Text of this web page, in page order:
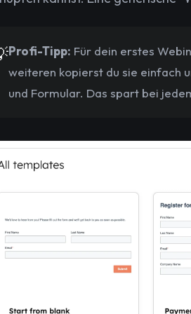
Profi-Tipp: Für dein erstes
weiteren kopierst du sie einfach
und Formular. Das spart bei